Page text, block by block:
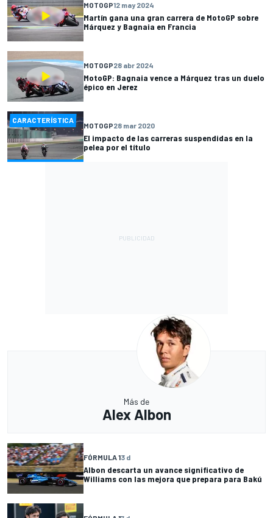
MOTOGP12 may 2024
Martín gana una gran carrera de MotoGP sobre
Márquez y Bagnaia en Francia
MOTOGP28 abr 2024
MotoGP: Bagnaia vence a Márquez tras un duelo
épico en Jerez
CARACTERÍSTICA
MOTOGP28 mar 2020
El impacto de las carreras suspendidas en la
pelea por el título
Más de
Alex Albon
FÓRMULA 13 d
Albon descarta un avance significativo de
Williams con las mejora que prepara para Bakú